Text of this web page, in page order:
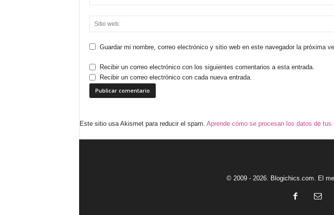
Guardar mi nombre, correo electrónico y sitio web en este navegador la próxima
Recibir un correo electrónico con los siguientes comentarios a esta entrada.
Recibir un correo electrónico con cada nueva entrada.
Este sitio usa Akismet para reducir el spam. Aprende cómo se procesan los datos de tus
© 2009 - 2026. Blogichics.com. El